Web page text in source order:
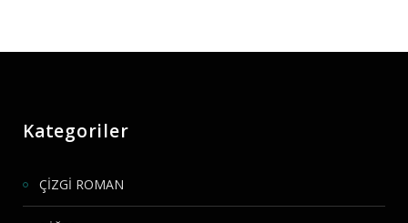
Kategoriler
ÇİZGİ ROMAN